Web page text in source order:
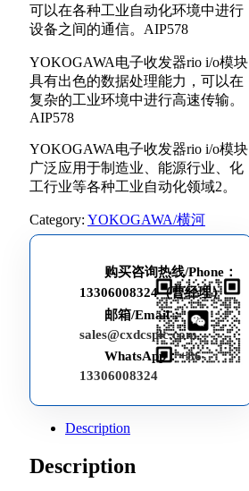
可以在各种工业自动化环境中进行
设备之间的通信。AIP578
YOKOGAWA电子收发器rio i/o模块
具有出色的数据处理能力，可以在
复杂的工业环境中进行高速传输。
AIP578
YOKOGAWA电子收发器rio i/o模块
广泛应用于制造业、能源行业、化
工行业等各种工业自动化领域2。
Category: YOKOGAWA/横河
购买咨询热线/Phone：
13306008324（曹经理）
邮箱/Email：
sales@cxdcsplc.com
WhatsApp：+86-
13306008324
Description
Description